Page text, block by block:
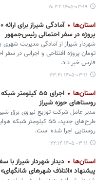
۱۴۰۵-۰۳-۱۹ ۲۰:۳۲
استان‌ها
پروژه در سفر احتمالی رئیس‌جمهور
تومان پروژه افتتاحی و اجرایی در
فارس خبر داد.
۱۴۰۵-۰۳-۱۱ ۲۳:۴۱
استان‌ها
اجرای ۵۵
روستاهای حوزه شیراز
مدیر عامل شرکت توزیع نیروی برق
طرح‌های جدید، ۵۵ کیلومتر
روستایی اجرا شده است.
۱۴۰۵-۰۳-۱۱ ۲۲:۱۴
استان‌ها
دیدار شهردار شیراز با
پیشنهاد «ائتلاف شهرهای